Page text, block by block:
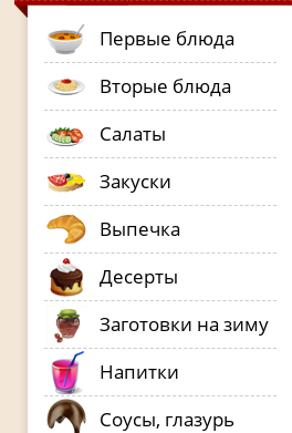
Первые блюда
Вторые блюда
Салаты
Закуски
Выпечка
Десерты
Заготовки на зиму
Напитки
Соусы, глазурь